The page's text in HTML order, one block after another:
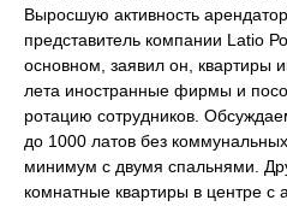
Выросшую активность
представитель компании Latio
основном, заявил он, квартиры
лета иностранные фирмы и
ротацию сотрудников.
до 1000 латов без
минимум с двумя спальнями.
комнатные квартиры в центре с